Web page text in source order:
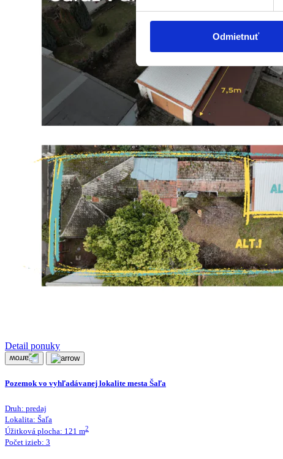
Odmietnuť
Detail ponuky
Pozemok vo vyhľadávanej lokalite mesta Šaľa
Druh: predaj
Lokalita: Šaľa
Úžitková plocha: 121 m2
Počet izieb: 3